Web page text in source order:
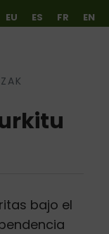
EU ES FR EN
bajo el